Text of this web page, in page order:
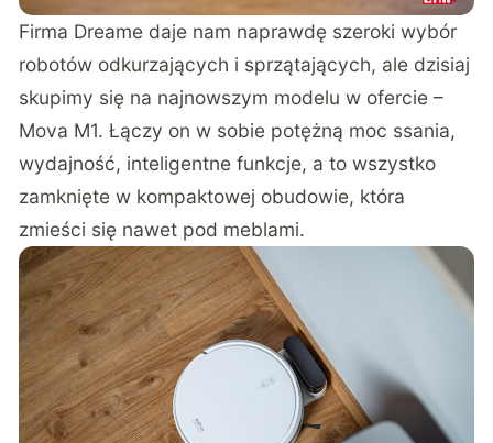
Firma Dreame daje nam naprawdę szeroki wybór
robotów odkurzających i sprzątających, ale dzisiaj
skupimy się na najnowszym modelu w ofercie –
Mova M1. Łączy on w sobie potężną moc ssania,
wydajność, inteligentne funkcje, a to wszystko
zamknięte w kompaktowej obudowie, która
zmieści się nawet pod meblami.